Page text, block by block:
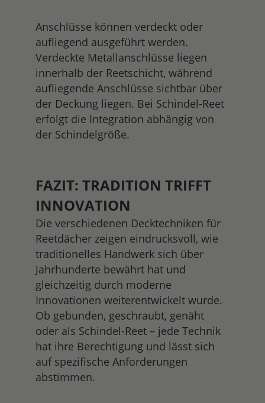
Anschlüsse können verdeckt oder
aufliegend ausgeführt werden.
Verdeckte Metallanschlüsse liegen
innerhalb der Reetschicht, während
aufliegende Anschlüsse sichtbar über
der Deckung liegen. Bei Schindel-Reet
erfolgt die Integration abhängig von
der Schindelgröße.
FAZIT: TRADITION TRIFFT
INNOVATION
Die verschiedenen Decktechniken für
Reetdächer zeigen eindrucksvoll, wie
traditionelles Handwerk sich über
Jahrhunderte bewährt hat und
gleichzeitig durch moderne
Innovationen weiterentwickelt wurde.
Ob gebunden, geschraubt, genäht
oder als Schindel-Reet – jede Technik
hat ihre Berechtigung und lässt sich
auf spezifische Anforderungen
abstimmen.